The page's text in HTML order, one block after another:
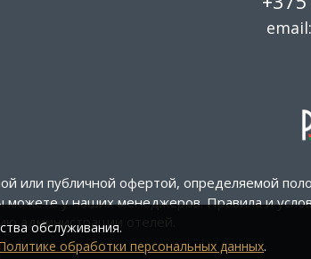
или публичной офертой, определяемой
можете у наших менеджеров. Правила и
администрации отелей.
обслуживания.
обработки персональных данных.